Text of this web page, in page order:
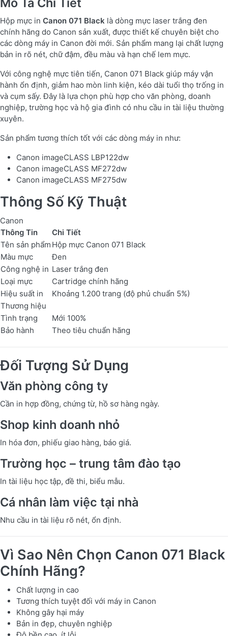
Hộp mực in Canon 071 Black là dòng mực laser trắng đen
chính hãng do Canon sản xuất, được thiết kế chuyên biệt cho
các dòng máy in Canon đời mới. Sản phẩm mang lại chất lượng
bản in rõ nét, chữ đậm, đều màu và hạn chế lem mực.
Với công nghệ mực tiên tiến, Canon 071 Black giúp máy vận
hành ổn định, giảm hao mòn linh kiện, kéo dài tuổi thọ trống in
và cụm sấy. Đây là lựa chọn phù hợp cho văn phòng, doanh
nghiệp, trường học và hộ gia đình có nhu cầu in tài liệu thường
xuyên.
Sản phẩm tương thích tốt với các dòng máy in như:
Canon imageCLASS LBP122dw
Canon imageCLASS MF272dw
Canon imageCLASS MF275dw
Thông Số Kỹ Thuật
Canon
Thông Tin
Chi Tiết
Tên sản phẩm Hộp mực Canon 071 Black
Màu mực
Đen
Công nghệ in Laser trắng đen
Loại mực
Cartridge chính hãng
Hiệu suất in
Khoảng 1.200 trang (độ phủ chuẩn 5%)
Thương hiệu
Tình trạng
Mới 100%
Bảo hành
Theo tiêu chuẩn hãng
Đối Tượng Sử Dụng
Văn phòng công ty
Cần in hợp đồng, chứng từ, hồ sơ hàng ngày.
Shop kinh doanh nhỏ
In hóa đơn, phiếu giao hàng, báo giá.
Trường học – trung tâm đào tạo
In tài liệu học tập, đề thi, biểu mẫu.
Cá nhân làm việc tại nhà
Nhu cầu in tài liệu rõ nét, ổn định.
Vì Sao Nên Chọn Canon 071 Black
Chính Hãng?
Chất lượng in cao
Tương thích tuyệt đối với máy in Canon
Không gây hại máy
Bản in đẹp, chuyên nghiệp